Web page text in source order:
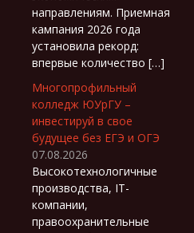
направлениям. Приемная
кампания 2026 года
установила рекорд:
впервые количество […]
Многопрофильный
колледж ЮУрГУ –
инвестируй в свое
будущее без ЕГЭ и ОГЭ
07.08.2026
Высокотехнологичные
производства, IT-
компании,
правоохранительные